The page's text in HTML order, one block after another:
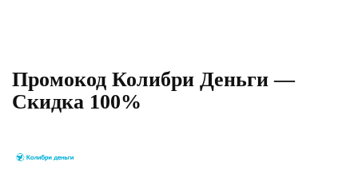
Промокод Колибри Деньги —
Скидка 100%